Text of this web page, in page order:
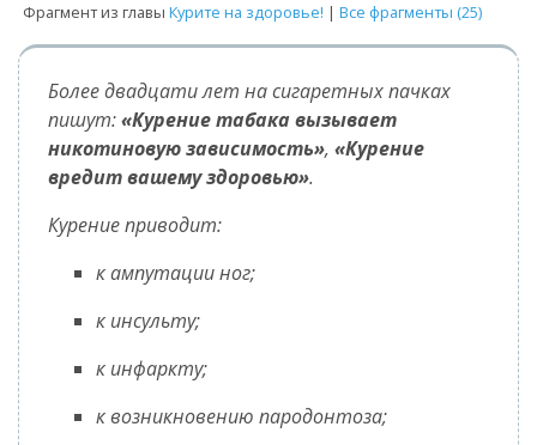
Фрагмент из главы Курите на здоровье! | Все фрагменты (25)
Более двадцати лет на сигаретных пачках
пишут:«Курение табака вызывает
никотиновую зависимость», «Курение
вредит вашему здоровью».
Курение приводит:
к ампутации ног;
к инсульту;
к инфаркту;
к возникновению пародонтоза;